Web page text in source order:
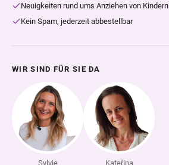
Neuigkeiten rund ums Anziehen von Kindern
Kein Spam, jederzeit abbestellbar
WIR SIND FÜR SIE DA
Sylvie Kateřina